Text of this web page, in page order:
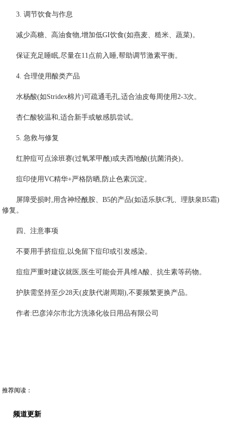
3. 调节饮食与作息
减少高糖、高油食物,增加低GI饮食(如燕麦、糙米、蔬菜)。
保证充足睡眠,尽量在11点前入睡,帮助调节激素平衡。
4. 合理使用酸类产品
水杨酸(如Stridex棉片)可疏通毛孔,适合油皮每周使用2-3次。
杏仁酸较温和,适合新手或敏感肌尝试。
5. 急救与修复
红肿痘可点涂班赛(过氧苯甲酰)或夫西地酸(抗菌消炎)。
痘印使用VC精华+严格防晒,防止色素沉淀。
屏障受损时,用含神经酰胺、B5的产品(如适乐肤C乳、理肤泉B5霜)
修复。
四、注意事项
不要用手挤痘痘,以免留下痘印或引发感染。
痘痘严重时建议就医,医生可能会开具维A酸、抗生素等药物。
护肤需坚持至少28天(皮肤代谢周期),不要频繁更换产品。
作者:巴彦淖尔市北方洗涤化妆日用品有限公司
推荐阅读：
频道更新